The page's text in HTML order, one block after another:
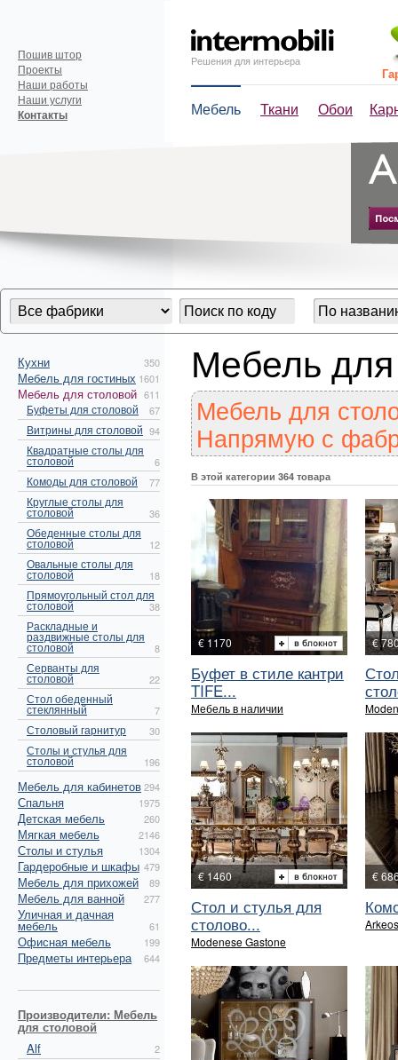
Решения для интерьера
Мебель Ткани Обои
Пошив штор
Проекты
Наши работы
Наши услуги
Контакты
Кухни 350
Мебель для гостиных 1601
Мебель для столовой 611
Буфеты для столовой 67
Витрины для столовой 94
Квадратные столы для
столовой 6
Комоды для столовой 77
Круглые столы для
столовой 36
Обеденные столы для
столовой 12
Овальные столы для
столовой 18
Прямоугольный стол для
столовой 38
Раскладные и
раздвижные столы для
столовой 8
Серванты для
столовой 22
Стол обеденный
стеклянный 7
Столовый гарнитур 30
Столы и стулья для
столовой 196
Мебель для кабинетов294
Спальня 1975
Детская мебель 260
Мягкая мебель 2146
Столы и стулья 1304
Гардеробные и шкафы 479
Мебель для прихожей 89
Мебель для ванной 277
Уличная и дачная
мебель 61
Офисная мебель 199
Предметы интерьера 644
Производители: Мебель
для столовой
Alf
2
Мебель
Мебель для
Напрямую с
В этой категории 364 товара
€ 1170
Буфет в стиле кантри
TIFE...
Мебель в наличии
€
€ 1460
Стол и стулья для
столово...
Modenese Gastone
€
Arkeos